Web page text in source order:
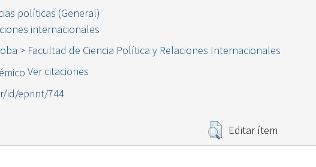
políticas (General)
internacionales
> Facultad de Ciencia Política y Relaciones Internacionales
Ver citaciones
id/eprint/744
Editar ítem